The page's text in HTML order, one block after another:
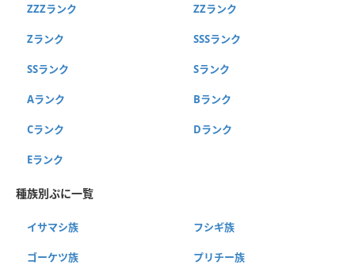
ZZZランク ZZランク
Zランク SSSランク
SSランク Sランク
Aランク Bランク
Cランク Dランク
Eランク
種族別ぷに一覧
イサマシ族 フシギ族
ゴーケツ族 プリチー族